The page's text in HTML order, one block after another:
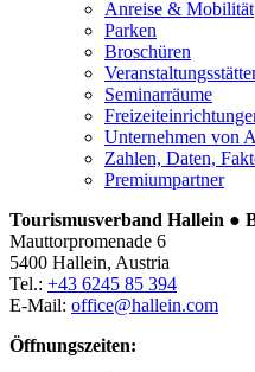
Anreise & Mobilität
Parken
Broschüren
Seminarräume
Unternehmen von
Zahlen, Daten,
Premiumpartner
Tourismusverband Hallein ●
Mauttorpromenade 6
5400 Hallein, Austria
Tel.: +43 6245 85 394
E-Mail: office@hallein.com
Öffnungszeiten: